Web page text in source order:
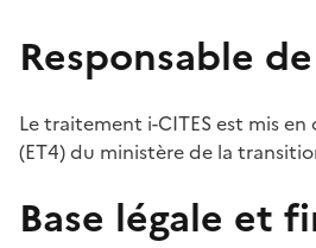
Responsable
Le traitement i-CITES est mis
(ET4) du ministère de la
Base légale et